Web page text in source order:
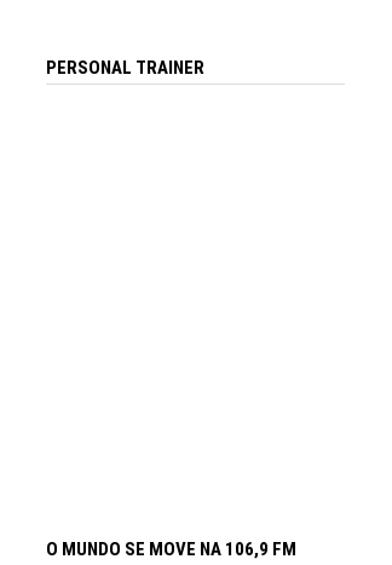
PERSONAL TRAINER
O MUNDO SE MOVE NA 106,9 FM